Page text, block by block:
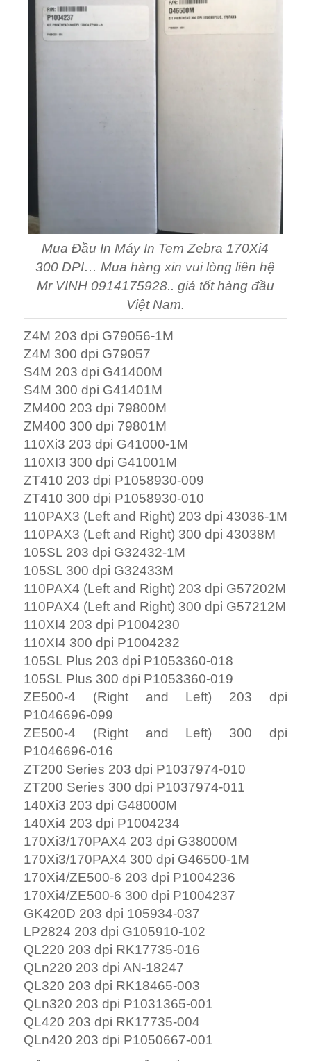
Mua Đầu In Máy In Tem Zebra 170Xi4
300 DPI… Mua hàng xin vui lòng liên hệ
S4M 203 dpi G41400M
110Xi3 203 dpi G41000-1M
110XI3 300 dpi G41001M
ZT410 203 dpi P1058930-009
ZT410 300 dpi P1058930-010
110PAX3 (Left and Right) 203 dpi 43036-1M
110PAX3 (Left and Right) 300 dpi 43038M
105SL 203 dpi G32432-1M
105SL 300 dpi G32433M
110PAX4 (Left and Right) 203 dpi G57202M
110PAX4 (Left and Right) 300 dpi G57212M
110XI4 203 dpi P1004230
110XI4 300 dpi P1004232
105SL Plus 203 dpi P1053360-018
105SL Plus 300 dpi P1053360-019
ZE500-4 (Right and Left) 203 dpi
P1046696-099
ZE500-4 (Right and Left) 300 dpi
P1046696-016
ZT200 Series 203 dpi P1037974-010
ZT200 Series 300 dpi P1037974-011
140Xi3 203 dpi G48000M
140Xi4 203 dpi P1004234
170Xi3/170PAX4 203 dpi G38000M
170Xi3/170PAX4 300 dpi G46500-1M
170Xi4/ZE500-6 203 dpi P1004236
170Xi4/ZE500-6 300 dpi P1004237
GK420D 203 dpi 105934-037
LP2824 203 dpi G105910-102
QL220 203 dpi RK17735-016
QLn220 203 dpi AN-18247
QL320 203 dpi RK18465-003
QLn320 203 dpi P1031365-001
QL420 203 dpi RK17735-004
QLn420 203 dpi P1050667-001
CÔNG TY TNHH ĐIỆN TỬ VINH AN CƯ
Office : H216D, K5, Hiệp Thành, TP Thủ
Dầu Một, Bình Dương, Việt Nam.
Tel: 0274 3872406 Fax: 0274 3872405
Giám Đốc: Phan Thị Thanh Bạch
0912665120.
HP: 0943805121 (Mr Vinh)
Post Code: 820000.
Email:vinhancu@gmail.com
http://vinhancu.com